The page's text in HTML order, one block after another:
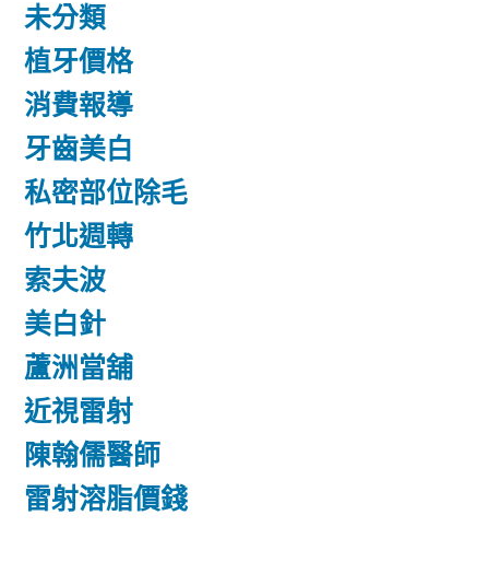
未分類
植牙價格
消費報導
牙齒美白
私密部位除毛
竹北週轉
索夫波
美白針
蘆洲當舖
近視雷射
陳翰儒醫師
雷射溶脂價錢